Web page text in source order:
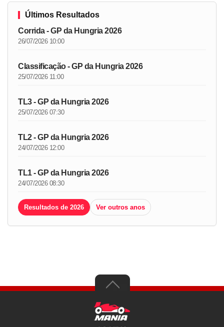
Últimos Resultados
Corrida - GP da Hungria 2026
26/07/2026 10:00
Classificação - GP da Hungria 2026
25/07/2026 11:00
TL3 - GP da Hungria 2026
25/07/2026 07:30
TL2 - GP da Hungria 2026
24/07/2026 12:00
TL1 - GP da Hungria 2026
24/07/2026 08:30
Resultados de 2026 Ver outros anos